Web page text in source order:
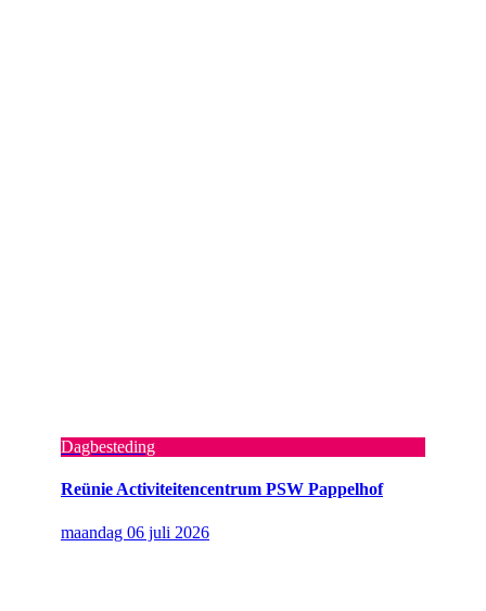
Dagbesteding
Reünie Activiteitencentrum PSW Pappelhof
maandag 06 juli 2026